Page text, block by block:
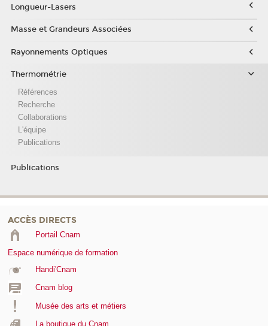
Longueur-Lasers
Masse et Grandeurs Associées
Rayonnements Optiques
Thermométrie
Références
Recherche
Collaborations
L'équipe
Publications
Publications
ACCÈS DIRECTS
Portail Cnam
Espace numérique de formation
Handi'Cnam
Cnam blog
Musée des arts et métiers
La boutique du Cnam